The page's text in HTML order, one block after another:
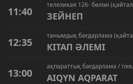
11:40
телехикая 126- бөлімі
ЗЕЙНЕП
12:35
танымдық бағдарлама
КІТАП ӘЛЕМІ
13:00
ақпараттық бағдарлама /
AIQYN AQPARAT